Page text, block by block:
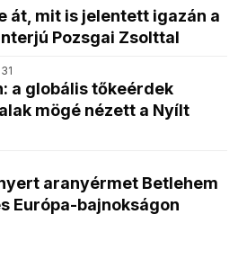
át, mit is jelentett igazán a
Pozsgai Zsolttal
a globális tőkeérdek
mögé nézett a Nyílt
aranyérmet Betlehem
Európa-bajnokságon